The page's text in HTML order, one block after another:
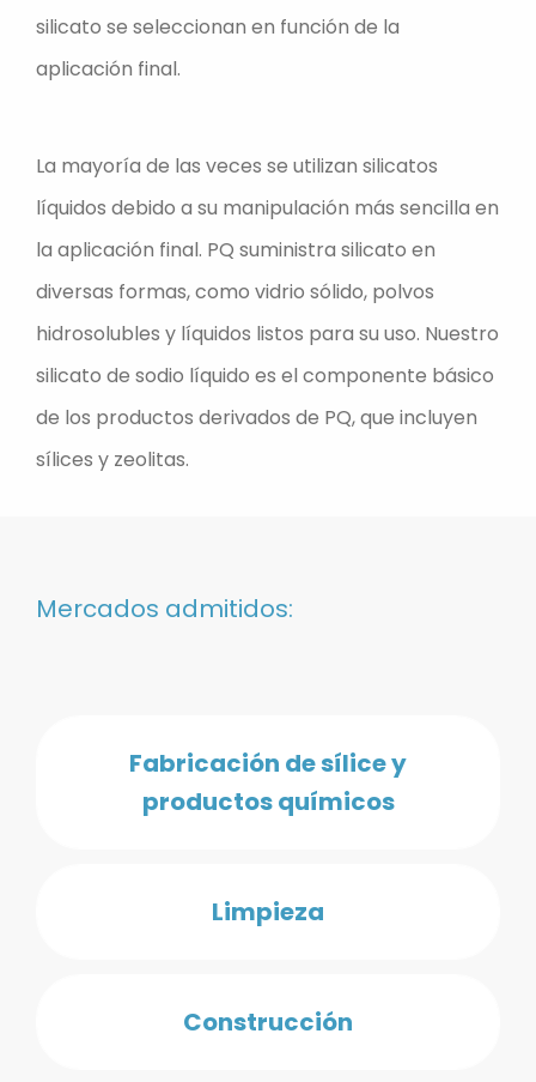
silicato se seleccionan en función de la
aplicación final.
La mayoría de las veces se utilizan silicatos
líquidos debido a su manipulación más sencilla en
la aplicación final. PQ suministra silicato en
diversas formas, como vidrio sólido, polvos
hidrosolubles y líquidos listos para su uso. Nuestro
silicato de sodio líquido es el componente básico
de los productos derivados de PQ, que incluyen
sílices y zeolitas.
Mercados admitidos:
Fabricación de sílice y
productos químicos
Limpieza
Construcción